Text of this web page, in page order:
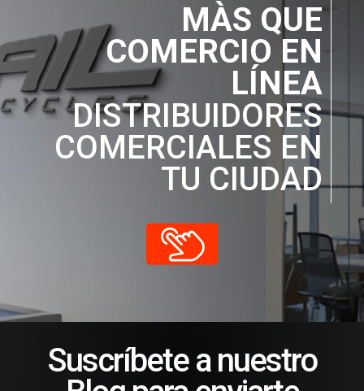
MÀS QUE
COMERCIO EN
LÍNEA
DISTRIBUIDORES
COMERCIALES EN
TU CIUDAD
Suscríbete a nuestro